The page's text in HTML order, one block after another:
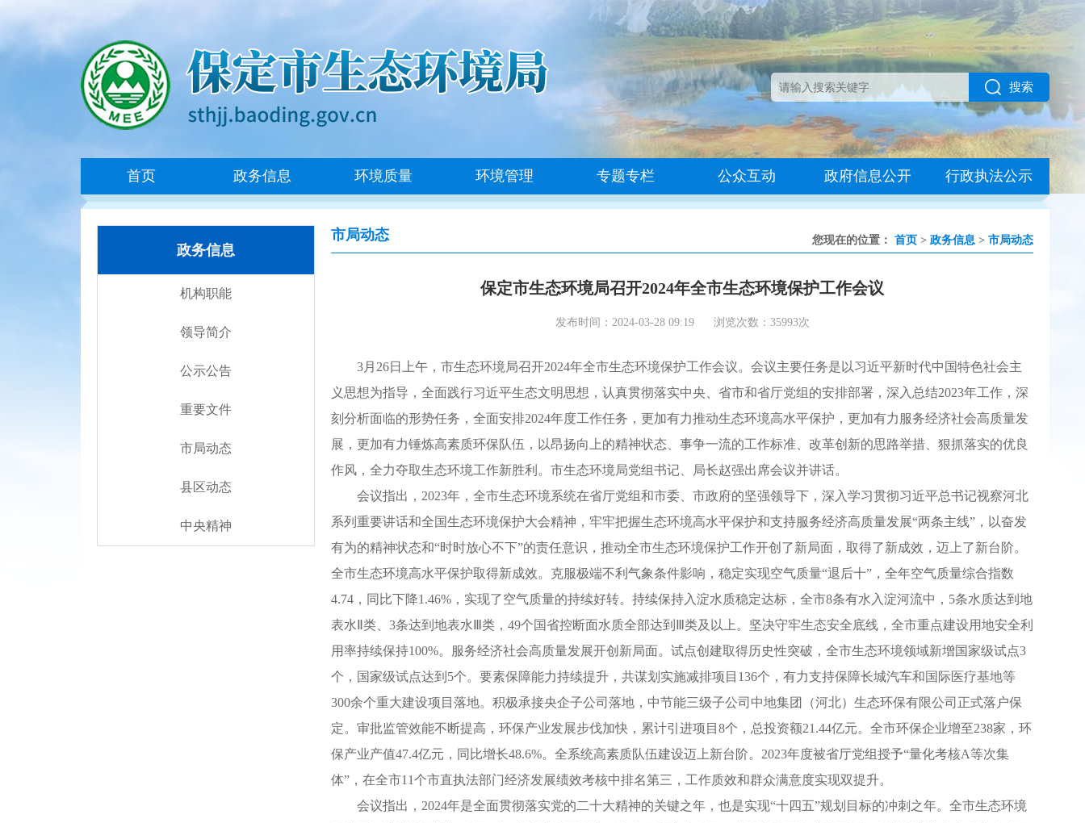
搜索
首页 政务信息 环境质量 环境管理 专题专栏 公众互动 政府信息公开 行政执法公示
政务信息
机构职能
领导简介
公示公告
重要文件
市局动态
县区动态
中央精神
市局动态 您现在的位置： 首页 > 政务信息 > 市局动态
保定市生态环境局召开2024年全市生态环境保护工作会议
发布时间：2024-03-28 09:19 浏览次数：35993次
3月26日上午，市生态环境局召开2024年全市生态环境保护工作会议。会议主要任务是以习近平新时代中国特色社会主
义思想为指导，全面践行习近平生态文明思想，认真贯彻落实中央、省市和省厅党组的安排部署，深入总结2023年工作，深
刻分析面临的形势任务，全面安排2024年度工作任务，更加有力推动生态环境高水平保护，更加有力服务经济社会高质量发
展，更加有力锤炼高素质环保队伍，以昂扬向上的精神状态、事争一流的工作标准、改革创新的思路举措、狠抓落实的优良
作风，全力夺取生态环境工作新胜利。市生态环境局党组书记、局长赵强出席会议并讲话。
会议指出，2023年，全市生态环境系统在省厅党组和市委、市政府的坚强领导下，深入学习贯彻习近平总书记视察河北
系列重要讲话和全国生态环境保护大会精神，牢牢把握生态环境高水平保护和支持服务经济高质量发展“两条主线”，以奋发
有为的精神状态和“时时放心不下”的责任意识，推动全市生态环境保护工作开创了新局面，取得了新成效，迈上了新台阶。
全市生态环境高水平保护取得新成效。克服极端不利气象条件影响，稳定实现空气质量“退后十”，全年空气质量综合指数
4.74，同比下降1.46%，实现了空气质量的持续好转。持续保持入淀水质稳定达标，全市8条有水入淀河流中，5条水质达到地
表水Ⅱ类、3条达到地表水Ⅲ类，49个国省控断面水质全部达到Ⅲ类及以上。坚决守牢生态安全底线，全市重点建设用地安全利
用率持续保持100%。服务经济社会高质量发展开创新局面。试点创建取得历史性突破，全市生态环境领域新增国家级试点3
个，国家级试点达到5个。要素保障能力持续提升，共谋划实施减排项目136个，有力支持保障长城汽车和国际医疗基地等
300余个重大建设项目落地。积极承接央企子公司落地，中节能三级子公司中地集团（河北）生态环保有限公司正式落户保
定。审批监管效能不断提高，环保产业发展步伐加快，累计引进项目8个，总投资额21.44亿元。全市环保企业增至238家，环
保产业产值47.4亿元，同比增长48.6%。全系统高素质队伍建设迈上新台阶。2023年度被省厅党组授予“量化考核A等次集
体”，在全市11个市直执法部门经济发展绩效考核中排名第三，工作质效和群众满意度实现双提升。
会议指出，2024年是全面贯彻落实党的二十大精神的关键之年，也是实现“十四五”规划目标的冲刺之年。全市生态环境